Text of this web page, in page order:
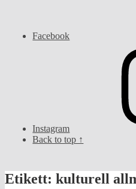
Facebook
Instagram
Back to top ↑
Etikett: kulturell